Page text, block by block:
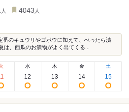
人 4043 人
番のキュウリやゴボウに加えて、べったら漬
は、西瓜のお漬物がよく出てくる...
水
12
木
13
金
14
土
15